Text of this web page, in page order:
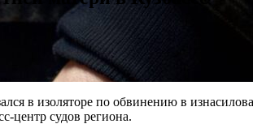
в изоляторе по обвинению в
центр судов региона.